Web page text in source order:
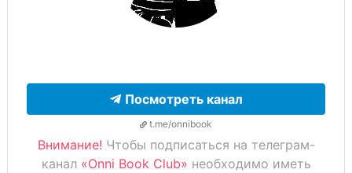
Посмотреть канал
t.me/onnibook
Внимание! Чтобы подписаться на телеграм-
канал «Onni Book Club» необходимо иметь